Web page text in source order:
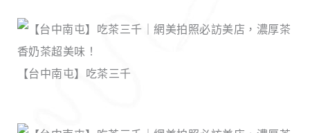
【台中南屯】吃茶三千